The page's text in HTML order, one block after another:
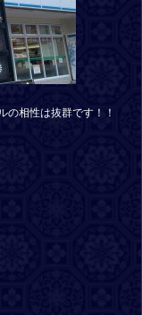
の相性は抜群です！！